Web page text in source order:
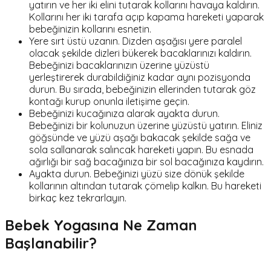
yatırın ve her iki elini tutarak kollarını havaya kaldırın.
Kollarını her iki tarafa açıp kapama hareketi yaparak
bebeğinizin kollarını esnetin.
Yere sırt üstü uzanın. Dizden aşağısı yere paralel
olacak şekilde dizleri bükerek bacaklarınızı kaldırın.
Bebeğinizi bacaklarınızın üzerine yüzüstü
yerleştirerek durabildiğiniz kadar aynı pozisyonda
durun. Bu sırada, bebeğinizin ellerinden tutarak göz
kontağı kurup onunla iletişime geçin.
Bebeğinizi kucağınıza alarak ayakta durun.
Bebeğinizi bir kolunuzun üzerine yüzüstü yatırın. Eliniz
göğsünde ve yüzü aşağı bakacak şekilde sağa ve
sola sallanarak salıncak hareketi yapın. Bu esnada
ağırlığı bir sağ bacağınıza bir sol bacağınıza kaydırın.
Ayakta durun. Bebeğinizi yüzü size dönük şekilde
kollarının altından tutarak çömelip kalkın. Bu hareketi
birkaç kez tekrarlayın.
Bebek Yogasına Ne Zaman
Başlanabilir?